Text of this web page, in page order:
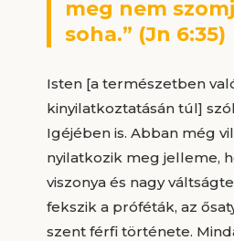
meg nem
soha.” (Jn 6:35)
Isten [a természetben
kinyilatkoztatásán túl]
Igéjében is. Abban még
nyilatkozik meg jelleme,
viszonya és nagy
fekszik a próféták, az
szent férfi története.